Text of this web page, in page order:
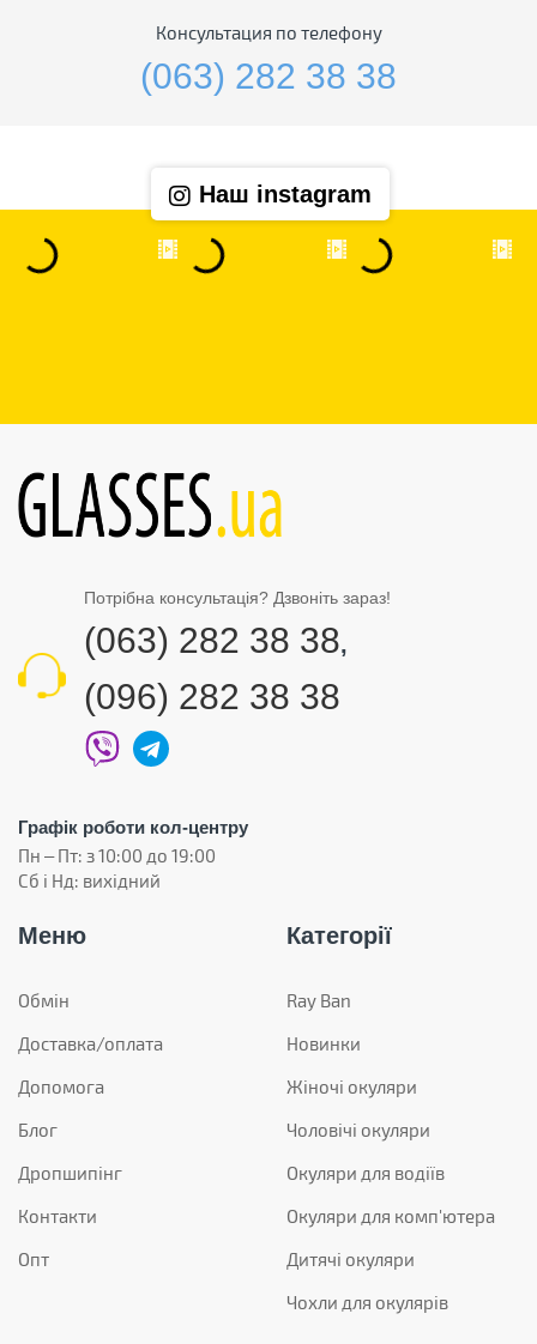
Консультация по телефону
(063) 282 38 38
Наш instagram
Потрібна консультація? Дзвоніть зараз!
(063) 282 38 38,
(096) 282 38 38
Графік роботи кол-центру
Пн – Пт: з 10:00 до 19:00
Сб і Нд: вихідний
Меню
Обмін
Доставка/оплата
Допомога
Блог
Дропшипінг
Контакти
Опт
Категорії
Ray Ban
Новинки
Жіночі окуляри
Чоловічі окуляри
Окуляри для водіїв
Окуляри для комп'ютера
Дитячі окуляри
Чохли для окулярів